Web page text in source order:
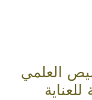
العلمي